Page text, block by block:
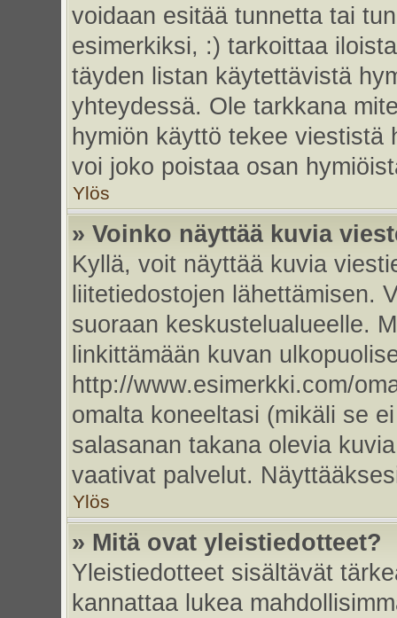
voidaan esitää tunnetta tai
esimerkiksi, :) tarkoittaa
täyden listan käytettävistä
yhteydessä. Ole tarkkana
hymiön käyttö tekee viestistä
voi joko poistaa osan
Ylös
» Voinko näyttää kuvia
Kyllä, voit näyttää kuvia
liitetiedostojen lähettämisen.
suoraan keskustelualueelle.
linkittämään kuvan
http://www.esimerkki.com/
omalta koneeltasi (mikäli se
salasanan takana olevia
vaativat palvelut.
Ylös
» Mitä ovat yleistiedotteet?
Yleistiedotteet sisältävät
kannattaa lukea